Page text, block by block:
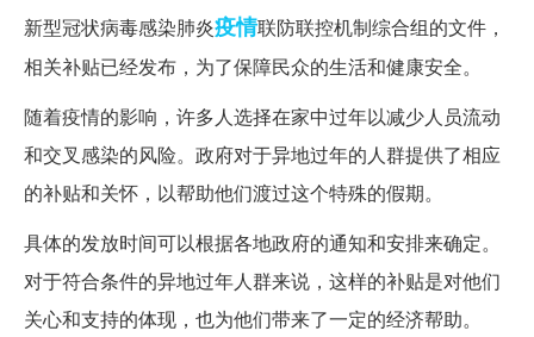
新型冠状病毒感染肺炎疫情联防联控机制综合组的文件，
相关补贴已经发布，为了保障民众的生活和健康安全。
随着疫情的影响，许多人选择在家中过年以减少人员流动
和交叉感染的风险。政府对于异地过年的人群提供了相应
的补贴和关怀，以帮助他们渡过这个特殊的假期。
具体的发放时间可以根据各地政府的通知和安排来确定。
对于符合条件的异地过年人群来说，这样的补贴是对他们
关心和支持的体现，也为他们带来了一定的经济帮助。